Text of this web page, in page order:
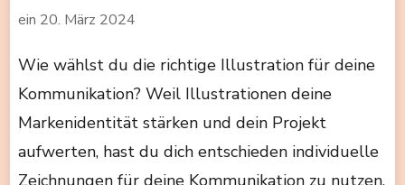
ein 20. März 2024
Wie wählst du die richtige Illustration für deine
Kommunikation? Weil Illustrationen deine
Markenidentität stärken und dein Projekt
aufwerten, hast du dich entschieden individuelle
Zeichnungen für deine Kommunikation zu nutzen.